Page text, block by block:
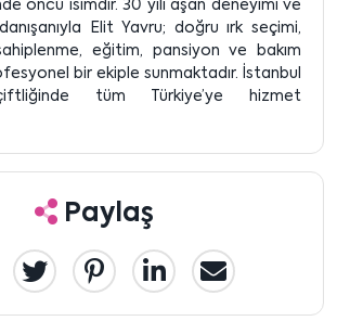
öncü isimdir. 30 yılı aşan deneyimi ve
Elit Yavru; doğru ırk seçimi,
eğitim, pansiyon ve bakım
bir ekiple sunmaktadır. İstanbul
tüm Türkiye’ye hizmet
Paylaş